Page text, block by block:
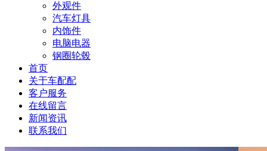
外观件
汽车灯具
内饰件
电脑电器
钢圈轮毂
首页
关于车配配
客户服务
在线留言
新闻资讯
联系我们